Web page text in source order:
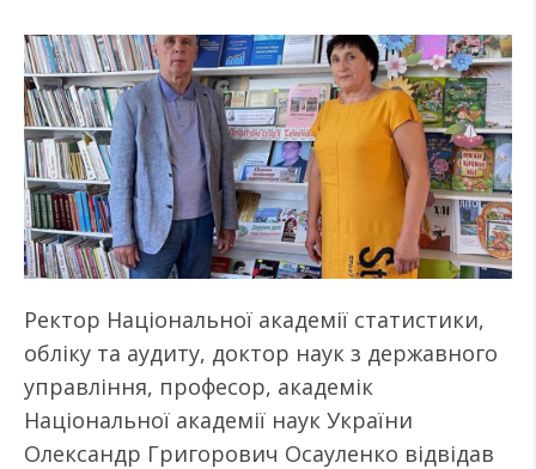
Ректор Національної академії статистики,
обліку та аудиту, доктор наук з державного
управління, професор, академік
Національної академії наук України
Олександр Григорович Осауленко відвідав